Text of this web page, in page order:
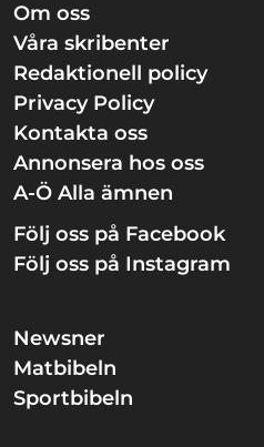
Om oss
Våra skribenter
Redaktionell policy
Privacy Policy
Kontakta oss
Annonsera hos oss
A-Ö Alla ämnen
Följ oss på Facebook
Följ oss på Instagram
Newsner
Matbibeln
Sportbibeln